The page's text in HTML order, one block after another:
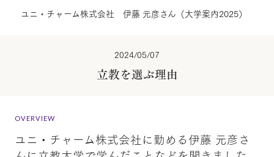
ユニ・チャーム株式会社 伊藤 元彦さん（大学案内2025）
2024/05/07
立教を選ぶ理由
OVERVIEW
ユニ・チャーム株式会社に勤める伊藤 元彦さ